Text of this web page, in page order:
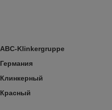
ABC-Klinkergruppe
Германия
Клинкерный
Красный